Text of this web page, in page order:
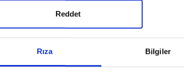
Rıza Bilgiler
Reddet
mamulleri, internet bağımlılığı gibi
belirterek, üçüncü riskin ise
riskleri yönetmek ve sağlıklı bir
"Koruyan Sağlık"